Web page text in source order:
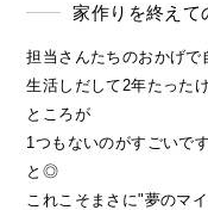
家作りを終えて
担当さんたちのおかげ
生活しだして2年たった
ところが
1つもないのがすごいで
と◎
これこそまさに"夢のマ